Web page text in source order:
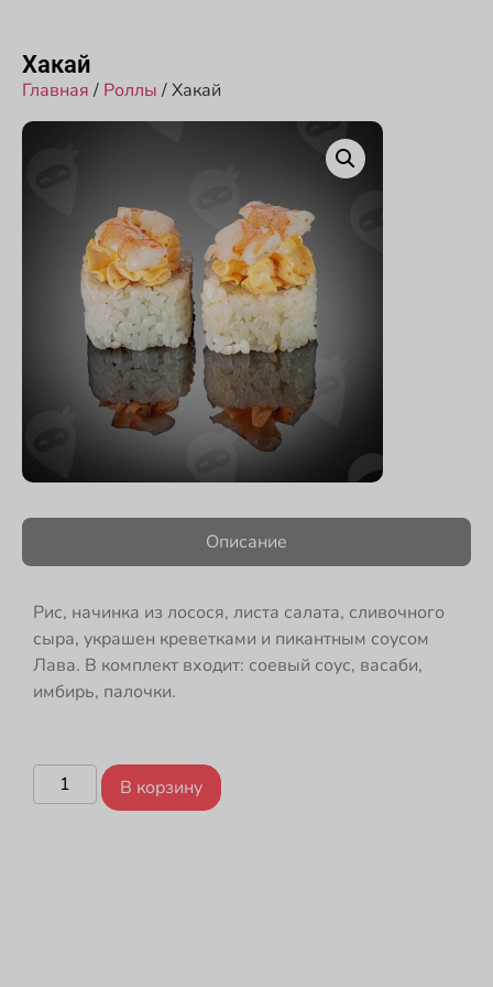
Хакай
Главная / Роллы / Хакай
Описание
Рис, начинка из лосося, листа салата, сливочного
сыра, украшен креветками и пикантным соусом
Лава. В комплект входит: соевый соус, васаби,
имбирь, палочки.
В корзину